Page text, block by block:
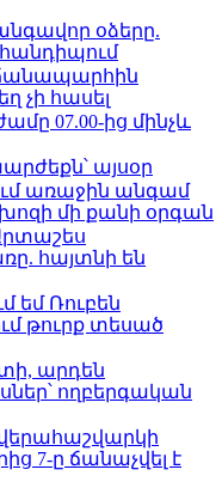
օձերը.
ճանապարհին
չի հասել
07.00-ից մինչև
այսօր
առաջին անգամ
մի քանի օրգան
հայտնի են
Ռուբեն
թուրք տեսած
արդեն
ողբերգական
7-ը ճանաչվել է